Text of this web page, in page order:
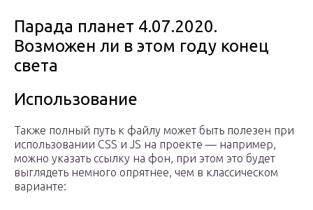
Парада планет 4.07.2020.
Возможен ли в этом году конец
света
Использование
Также полный путь к файлу может быть полезен при
использовании CSS и JS на проекте — например,
можно указать ссылку на фон, при этом это будет
выглядеть немного опрятнее, чем в классическом
варианте: